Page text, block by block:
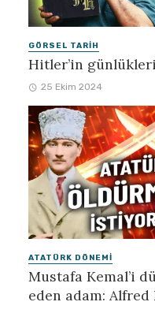
GÖRSEL TARIH
Hitler’in günlükleri
25 Ekim 2024
ATATÜRK DÖNEMI
Mustafa Kemal’i
eden adam: Alfred